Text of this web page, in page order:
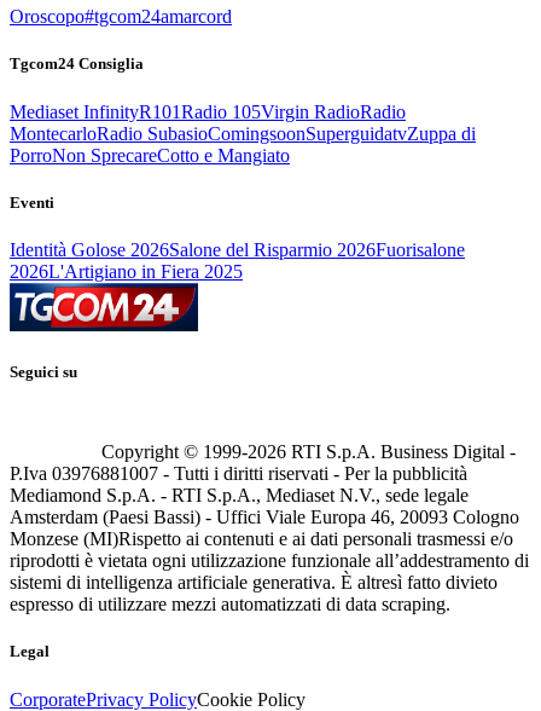
Oroscopo#tgcom24amarcord
Tgcom24 Consiglia
Mediaset InfinityR101Radio 105Virgin RadioRadio
MontecarloRadio SubasioComingsoonSuperguidatvZuppa di
PorroNon SprecareCotto e Mangiato
Eventi
Identità Golose 2026Salone del Risparmio 2026Fuorisalone
2026L'Artigiano in Fiera 2025
Seguici su
Copyright © 1999-2026 RTI S.p.A. Business Digital -
P.Iva 03976881007 - Tutti i diritti riservati - Per la pubblicità
Mediamond S.p.A. - RTI S.p.A., Mediaset N.V., sede legale
Amsterdam (Paesi Bassi) - Uffici Viale Europa 46, 20093 Cologno
Monzese (MI)Rispetto ai contenuti e ai dati personali trasmessi e/o
riprodotti è vietata ogni utilizzazione funzionale all’addestramento di
sistemi di intelligenza artificiale generativa. È altresì fatto divieto
espresso di utilizzare mezzi automatizzati di data scraping.
Legal
CorporatePrivacy PolicyCookie Policy